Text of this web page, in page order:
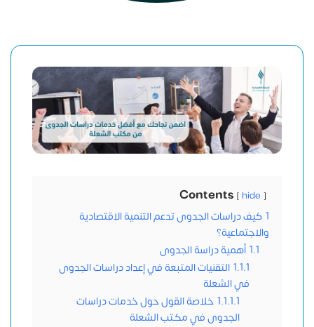
Contents hide
1 كيف دراسات الجدوى تدعم التنمية الاقتصادية
والاجتماعية؟
1.1 أهمية دراسة الجدوى
1.1.1 التقنيات المتبعة في إعداد دراسات الجدوى
في الشعلة
1.1.1.1 خلاصة القول حول خدمات دراسات
الجدوى في مكتب الشعلة